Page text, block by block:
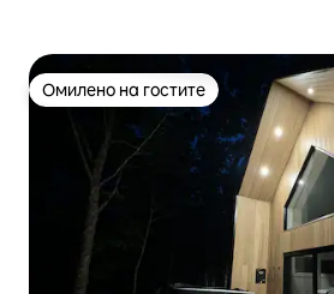
Омилено на гостите
Омилено на гостите